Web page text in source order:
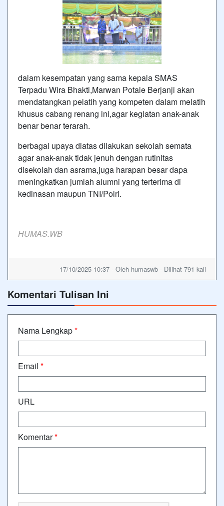
dalam kesempatan yang sama kepala SMAS
Terpadu Wira Bhakti,Marwan Potale Berjanji akan
mendatangkan pelatih yang kompeten dalam melatih
khusus cabang renang ini,agar kegiatan anak-anak
benar benar terarah.
berbagai upaya diatas dilakukan sekolah semata
agar anak-anak tidak jenuh dengan rutinitas
disekolah dan asrama,juga harapan besar dapa
meningkatkan jumlah alumni yang terterima di
kedinasan maupun TNI/Polri.
HUMAS.WB
17/10/2025 10:37 - Oleh humaswb - Dilihat 791 kali
Komentari Tulisan Ini
Nama Lengkap*
Email *
URL
Komentar*